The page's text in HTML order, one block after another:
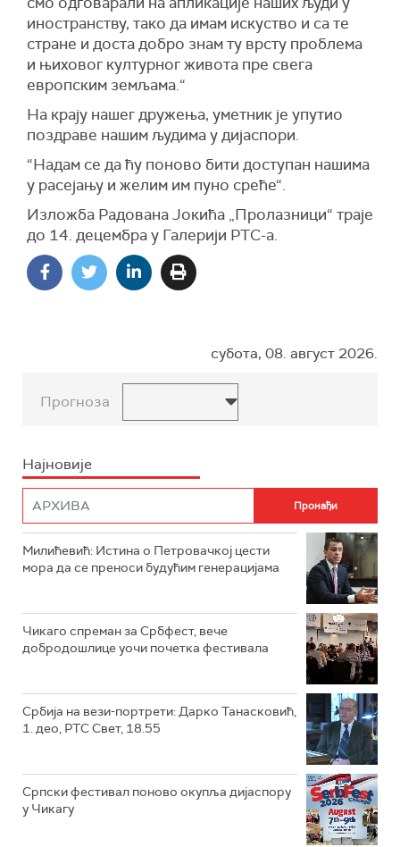
иностранству, тако да имам искуство и са те
стране и доста добро знам ту врсту проблема
и њиховог културног живота пре свега
европским земљама.“
На крају нашег дружења, уметник је упутио
поздраве нашим људима у дијаспори.
“Надам се да ћу поново бити доступан нашима
у расејању и желим им пуно среће“.
Изложба Радована Јокића „Пролазници“ траје
до 14. децембра у Галерији РТС-а.
субота, 08. август 2026.
Прогноза
Најновије
Милићевић: Истина о Петровачкој цести
мора да се преноси будућим генерацијама
Чикаго спреман за Србфест, вече
добродошлице уочи почетка фестивала
Србија на вези-портрети: Дарко Танасковић,
1. део, РТС Свет, 18.55
Српски фестивал поново окупља дијаспору
у Чикагу